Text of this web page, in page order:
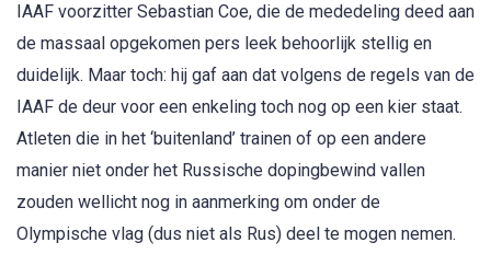
IAAF voorzitter Sebastian Coe, die de mededeling deed aan
de massaal opgekomen pers leek behoorlijk stellig en
duidelijk. Maar toch: hij gaf aan dat volgens de regels van de
IAAF de deur voor een enkeling toch nog op een kier staat.
Atleten die in het ‘buitenland’ trainen of op een andere
manier niet onder het Russische dopingbewind vallen
zouden wellicht nog in aanmerking om onder de
Olympische vlag (dus niet als Rus) deel te mogen nemen.